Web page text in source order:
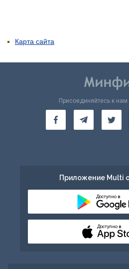
Карта сайта
Присоединяйтесь к нам
Приложение Multi
Доступно в
Доступно в